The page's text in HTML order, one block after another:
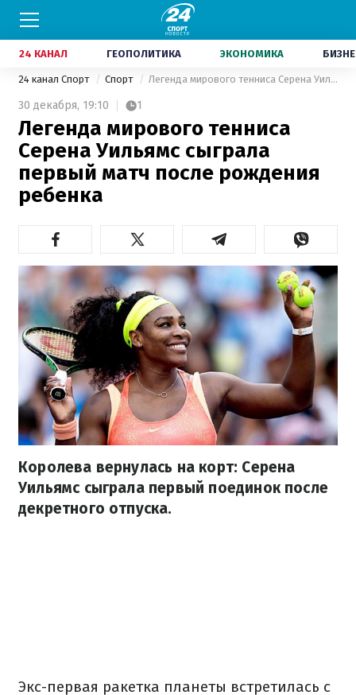
24 КАНАЛ ГЕОПОЛИТИКА ЭКОНОМИКА
24 канал Спорт Спорт Легенда мирового тенниса Серена Уильямс сыграла первый матч после рождения ребенка
30 декабря, 19:10 1
Легенда мирового тенниса
Серена Уильямс сыграла
первый матч после рождения
ребенка
Королева вернулась на корт: Серена
Уильямс сыграла первый поединок после
декретного отпуска.
Экс-первая ракетка планеты встретилась с